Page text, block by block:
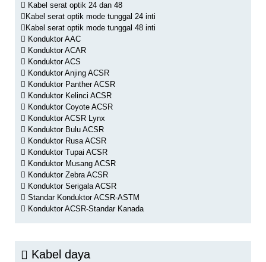
Kabel serat optik 24 dan 48
Kabel serat optik mode tunggal 24 inti
Kabel serat optik mode tunggal 48 inti
Konduktor AAC
Konduktor ACAR
Konduktor ACS
Konduktor Anjing ACSR
Konduktor Panther ACSR
Konduktor Kelinci ACSR
Konduktor Coyote ACSR
Konduktor ACSR Lynx
Konduktor Bulu ACSR
Konduktor Rusa ACSR
Konduktor Tupai ACSR
Konduktor Musang ACSR
Konduktor Zebra ACSR
Konduktor Serigala ACSR
Standar Konduktor ACSR-ASTM
Konduktor ACSR-Standar Kanada
Kabel daya